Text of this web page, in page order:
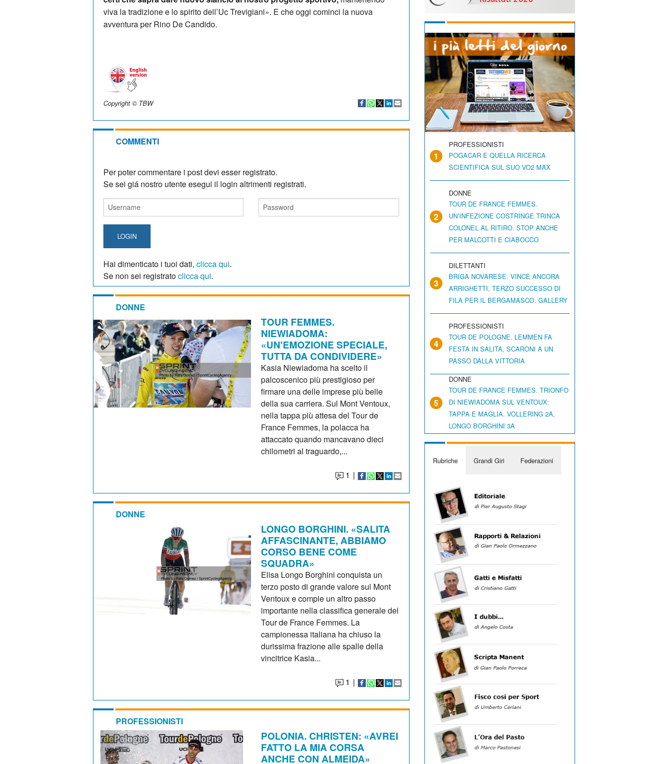
viva la tradizione e lo spirito dell’Uc Trevigiani». E che oggi cominci la nuova
avventura per Rino De Candido.
Copyright © TBW
COMMENTI
Per poter commentare i post devi esser registrato.
Se sei giá nostro utente esegui il login altrimenti registrati.
LOGIN
Hai dimenticato i tuoi dati, clicca qui.
Se non sei registratoclicca qui.
DONNE
TOUR FEMMES.
NIEWIADOMA:
«UN'EMOZIONE SPECIALE,
TUTTA DA CONDIVIDERE»
Kasia Niewiadoma ha scelto il
palcoscenico più prestigioso per
firmare una delle imprese più belle
della sua carriera. Sul Mont Ventoux,
nella tappa più attesa del Tour de
France Femmes, la polacca ha
attaccato quando mancavano dieci
chilometri al traguardo,...
1 |
DONNE
LONGO BORGHINI. «SALITA
AFFASCINANTE, ABBIAMO
CORSO BENE COME
SQUADRA»
Elisa Longo Borghini conquista un
terzo posto di grande valore sul Mont
Ventoux e compie un altro passo
importante nella classifica generale del
Tour de France Femmes. La
campionessa italiana ha chiuso la
durissima frazione alle spalle della
vincitrice Kasia...
1 |
PROFESSIONISTI
POLONIA. CHRISTEN: «AVREI
FATTO LA MIA CORSA
ANCHE CON ALMEIDA»
1
PROFESSIONISTI
POGACAR E QUELLA RICERCA
SCIENTIFICA SUL SUO VO2 MAX
2
DONNE
TOUR DE FRANCE FEMMES.
UN’INFEZIONE COSTRINGE TRINCA
COLONEL AL RITIRO. STOP ANCHE
PER MALCOTTI E CIABOCCO
3
DILETTANTI
BRIGA NOVARESE. VINCE ANCORA
ARRIGHETTI, TERZO SUCCESSO DI
FILA PER IL BERGAMASCO. GALLERY
4
PROFESSIONISTI
TOUR DE POLOGNE. LEMMEN FA
FESTA IN SALITA, SCARONI A UN
PASSO DALLA VITTORIA
5
DONNE
TOUR DE FRANCE FEMMES. TRIONFO
DI NIEWIADOMA SUL VENTOUX:
TAPPA E MAGLIA. VOLLERING 2A,
LONGO BORGHINI 3A
Rubriche Grandi Giri Federazioni